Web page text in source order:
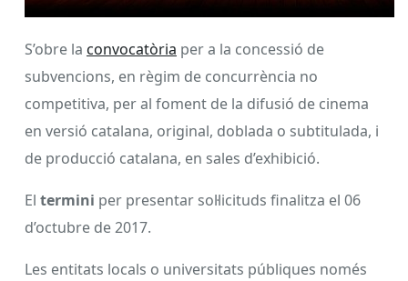
S’obre la convocatòria per a la concessió de
subvencions, en règim de concurrència no
competitiva, per al foment de la difusió de cinema
en versió catalana, original, doblada o subtitulada, i
de producció catalana, en sales d’exhibició.
El termini per presentar sol·licituds finalitza el 06
d’octubre de 2017.
Les entitats locals o universitats públiques només